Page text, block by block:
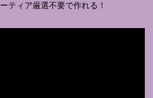
ティア厳選不要で作れる！